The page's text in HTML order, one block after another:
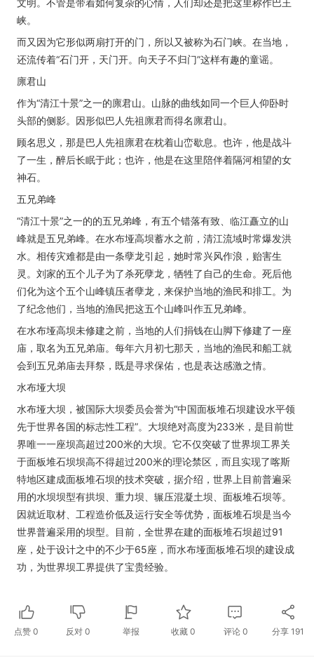
文明。不管是带着如何复杂的心情，人们却还是把这里称作巴王
峡。
而又因为它形似两扇打开的门，所以又被称为石门峡。在当地，
还流传着“石门开，天门开。向天子不归门”这样有趣的童谣。
廪君山
作为“清江十景”之一的廪君山。山脉的曲线如同一个巨人仰卧时
头部的侧影。因形似巴人先祖廪君而得名廪君山。
顾名思义，那是巴人先祖廪君在枕着山峦歇息。也许，他是战斗
了一生，醉后长眠于此；也许，他是在这里陪伴着隔河相望的女
神石。
五兄弟峰
“清江十景”之一的的五兄弟峰，有五个错落有致、临江矗立的山
峰就是五兄弟峰。在水布垭高坝蓄水之前，清江流域时常爆发洪
水。相传灾难都是由一条孽龙引起，她时常兴风作浪，贻害生
灵。刘家的五个儿子为了杀死孽龙，牺牲了自己的生命。死后他
们化为这个五个山峰镇压者孽龙，来保护当地的渔民和排工。为
了纪念他们，当地的渔民把这五个山峰叫作五兄弟峰。
在水布垭高坝未修建之前，当地的人们捐钱在山脚下修建了一座
庙，取名为五兄弟庙。每年六月初七那天，当地的渔民和船工就
会到五兄弟庙去拜祭，既是寻求保佑，也是表达感激之情。
水布垭大坝
水布垭大坝，被国际大坝委员会誉为“中国面板堆石坝建设水平领
先于世界各国的标志性工程”。大坝绝对高度为233米，是目前世
界唯一一座坝高超过200米的大坝。它不仅突破了世界坝工界关
于面板堆石坝坝高不得超过200米的理论禁区，而且实现了喀斯
特地区建成面板堆石坝的技术突破，据介绍，世界上目前普遍采
用的水坝坝型有拱坝、重力坝、辗压混凝土坝、面板堆石坝等。
因就近取材、工程造价低及运行安全等优势，面板堆石坝是当今
世界普遍采用的坝型。目前，全世界在建的面板堆石坝超过91
座，处于设计之中的不少于65座，而水布垭面板堆石坝的建设成
功，为世界坝工界提供了宝贵经验。
点赞 0 反对0 举报 收藏 0 评论 0 分享 191